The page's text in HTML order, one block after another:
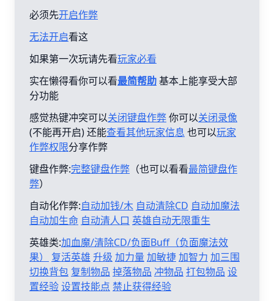
必须先开启作弊
无法开启看这
如果第一次玩请先看玩家必看
实在懒得看你可以看最简帮助基本上能享受大部
分功能
感觉热键冲突可以关闭键盘作弊你可以关闭录像
(不能再开启) 还能查看其他玩家信息 也可以玩家
作弊权限分享作弊
键盘作弊:完整键盘作弊 （也可以看看最简键盘作
弊）
自动化作弊:自动加钱/木 自动清除CD 自动加魔法
自动加生命 自动清人口 英雄自动无限重生
英雄类:加血魔/清除CD/负面Buff（负面魔法效
果）
复活英雄 升级 加力量 加敏捷加智力 加三围
切换背包 复制物品 掉落物品 冲物品 打包物品 设
置经验设置技能点 禁止获得经验